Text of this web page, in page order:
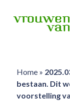
Home»
bestaan. Dit
voorstelling